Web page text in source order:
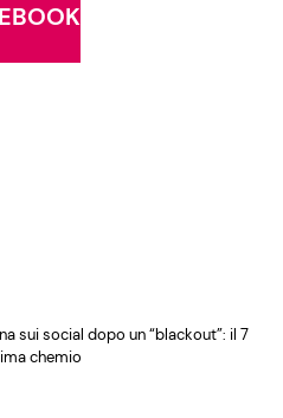
sui social dopo un “blackout”: il 7
chemio